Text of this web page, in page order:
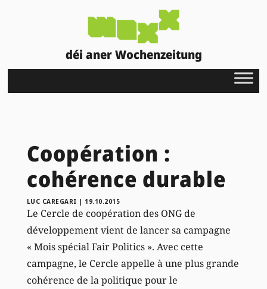
déi aner Wochenzeitung
Coopération :
cohérence durable
LUC CAREGARI | 19.10.2015
Le Cercle de coopération des ONG de
développement vient de lancer sa campagne
« Mois spécial Fair Politics ». Avec cette
campagne, le Cercle appelle à une plus grande
cohérence de la politique pour le